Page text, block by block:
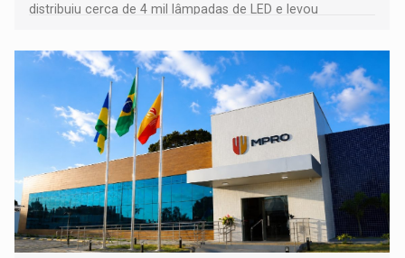
distribuiu cerca de 4 mil lâmpadas de LED e levou
comunidade